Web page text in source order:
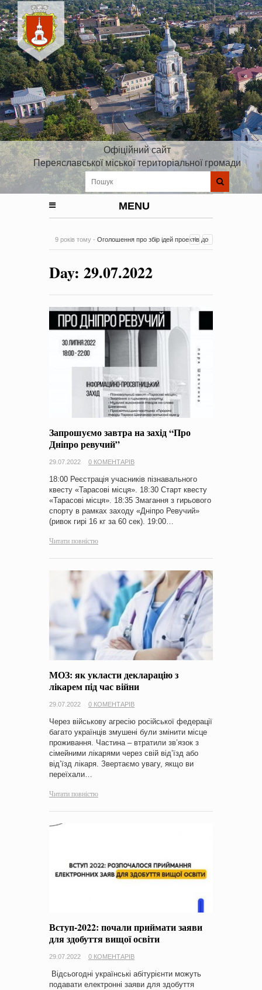
Офіційний сайт
Переяславської міської територіальної громади
MENU
9 років тому - Оголошення про збір ідей проектів до
на період 2018 – 2020 роки Оголошення про збір ідей
проектів
-0 Коментарів
Day: 29.07.2022
Запрошуємо завтра на захід “Про
Дніпро ревучий”
29.07.2022 0 КОМЕНТАРІВ
18:00 Реєстрація учасників пізнавального
квесту «Тарасові місця». 18:30 Старт квесту
«Тарасові місця». 18:35 Змагання з гирьового
спорту в рамках заходу «Дніпро Ревучий»
(ривок гирі 16 кг за 60 сек). 19:00…
Читати повністю
МОЗ: як укласти декларацію з
лікарем під час війни
29.07.2022 0 КОМЕНТАРІВ
Через військову агресію російської федерації
багато українців змушені були змінити місце
проживання. Частина – втратили зв’язок з
сімейними лікарями через свій від’їзд або
від’їзд лікаря. Звертаємо увагу, якщо ви
переїхали…
Читати повністю
Вступ-2022: почали приймати заяви
для здобуття вищої освіти
29.07.2022 0 КОМЕНТАРІВ
Відсьогодні українські абітурієнти можуть
подавати електронні заяви для здобуття